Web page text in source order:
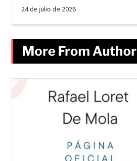
24 de julio de 2026
More From Author